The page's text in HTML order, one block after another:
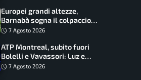
Europei grandi altezze,
Barnabà sogna il colpaccio:
è leader a metà gara, Baraldi
7 Agosto 2026
ATP Montreal, subito fuori
Bolelli e Vavassori: Luz e
Matos fermano gli azzurri
7 Agosto 2026